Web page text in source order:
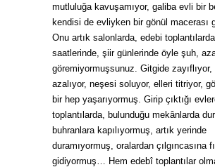
mutluluğa kavuşamıyor, galiba evli bir
kendisi de evliyken bir gönül macerası
Onu artık salonlarda, edebi
saatlerinde, şiir günlerinde öyle şuh,
göremiyormuşsunuz. Gitgide zayıflıyor,
azalıyor, neşesi soluyor, elleri titriyor,
bir hep yaşarıyormuş. Girip çıktığı
toplantılarda, bulunduğu mekânlarda
buhranlara kapılıyormuş, artık yerinde
duramıyormuş, oralardan çılgıncasına
gidiyormuş… Hem edebî toplantılar